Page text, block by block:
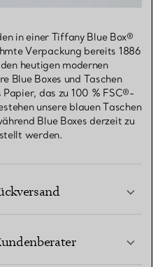
in einer Tiffany Blue Box®
Verpackung bereits 1886
heutigen modernen
Blue Boxes und Taschen
das zu 100 % FSC®-
unsere blauen Taschen
Blue Boxes derzeit zu
werden.